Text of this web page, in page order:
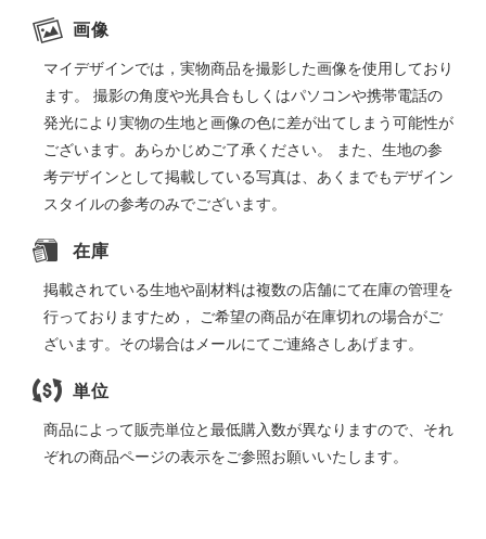
画像
マイデザインでは，実物商品を撮影した画像を使用しており
ます。 撮影の角度や光具合もしくはパソコンや携帯電話の
発光により実物の生地と画像の色に差が出てしまう可能性が
ございます。あらかじめご了承ください。 また、生地の参
考デザインとして掲載している写真は、あくまでもデザイン
スタイルの参考のみでございます。
在庫
掲載されている生地や副材料は複数の店舗にて在庫の管理を
行っておりますため， ご希望の商品が在庫切れの場合がご
ざいます。その場合はメールにてご連絡さしあげます。
単位
商品によって販売単位と最低購入数が異なりますので、それ
ぞれの商品ページの表示をご参照お願いいたします。